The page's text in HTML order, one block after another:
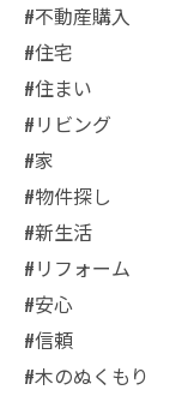
#不動産購入
#住宅
#住まい
#リビング
#家
#物件探し
#新生活
#リフォーム
#安心
#信頼
#木のぬくもり